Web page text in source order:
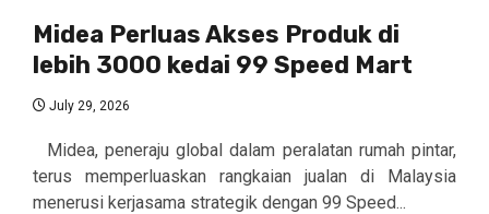
Midea Perluas Akses Produk di
lebih 3000 kedai 99 Speed Mart
July 29, 2026
Midea, peneraju global dalam peralatan rumah pintar,
terus memperluaskan rangkaian jualan di Malaysia
menerusi kerjasama strategik dengan 99 Speed...